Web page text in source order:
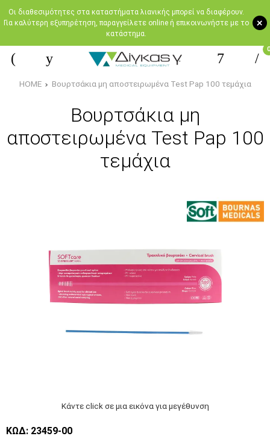
+
Oι διαθεσιμότητες στα καταστήματα λιανικής μπορεί να διαφέρουν.
Για καλύτερη εξυπηρέτηση, παραγγείλετε online ή επικοινωνήστε με το
κατάστημα.
0
HOME Βουρτσάκια μη αποστειρωμένα Test Pap 100 τεμάχια
Βουρτσάκια μη
αποστειρωμένα Test Pap 100
τεμάχια
Κάντε click σε μια εικόνα για μεγέθυνση
ΚΩΔ: 23459-00